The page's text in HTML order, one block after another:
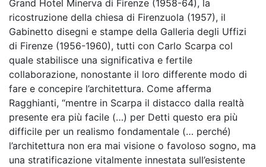
Grand Hotel Minerva di Firenze (1958-64), la
ricostruzione della chiesa di Firenzuola (1957), il
Gabinetto disegni e stampe della Galleria degli Uffizi
di Firenze (1956-1960), tutti con Carlo Scarpa col
quale stabilisce una significativa e fertile
collaborazione, nonostante il loro differente modo di
fare e concepire l’architettura. Come afferma
Ragghianti, “mentre in Scarpa il distacco dalla realtà
presente era più facile (…) per Detti questo era più
difficile per un realismo fondamentale (… perché)
l’architettura non era mai visione o favoloso sogno, ma
una stratificazione vitalmente innestata sull’esistente